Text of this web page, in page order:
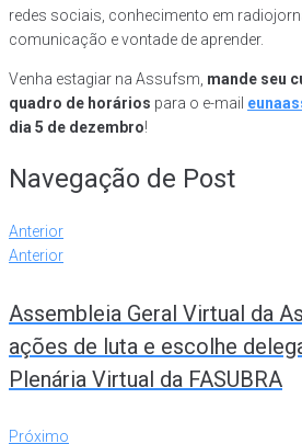
redes sociais, conhecimento em
comunicação e vontade de aprender.
Venha estagiar na Assufsm, mande seu
quadro de horários para o e-mail
dia 5 de dezembro!
Navegação de Post
Anterior
Anterior
Assembleia Geral Virtual da
ações de luta e escolhe
Plenária Virtual da FASUBRA
Próximo